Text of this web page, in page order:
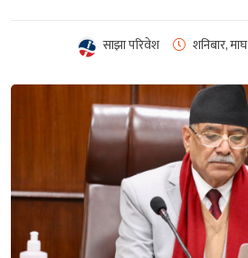
साझा परिवेश शनिबार,